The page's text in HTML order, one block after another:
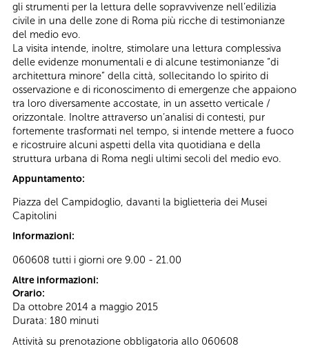
gli strumenti per la lettura delle sopravvivenze nell’edilizia
civile in una delle zone di Roma più ricche di testimonianze
del medio evo.
La visita intende, inoltre, stimolare una lettura complessiva
delle evidenze monumentali e di alcune testimonianze “di
architettura minore” della città, sollecitando lo spirito di
osservazione e di riconoscimento di emergenze che appaiono
tra loro diversamente accostate, in un assetto verticale /
orizzontale. Inoltre attraverso un’analisi di contesti, pur
fortemente trasformati nel tempo, si intende mettere a fuoco
e ricostruire alcuni aspetti della vita quotidiana e della
struttura urbana di Roma negli ultimi secoli del medio evo.
Appuntamento:
Piazza del Campidoglio, davanti la biglietteria dei Musei
Capitolini
Informazioni:
060608 tutti i giorni ore 9.00 - 21.00
Altre informazioni:
Orario:
Da ottobre 2014 a maggio 2015
Durata: 180 minuti
Attività su prenotazione obbligatoria allo 060608